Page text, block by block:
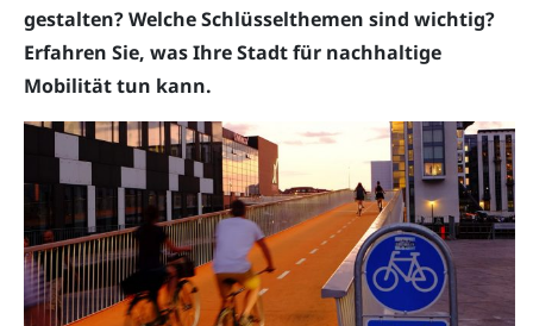
gestalten? Welche Schlüsselthemen sind wichtig?
Erfahren Sie, was Ihre Stadt für nachhaltige
Mobilität tun kann.